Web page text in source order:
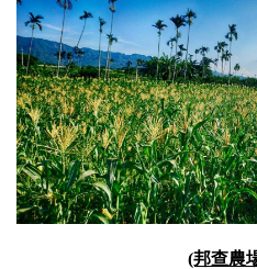
(邦查農